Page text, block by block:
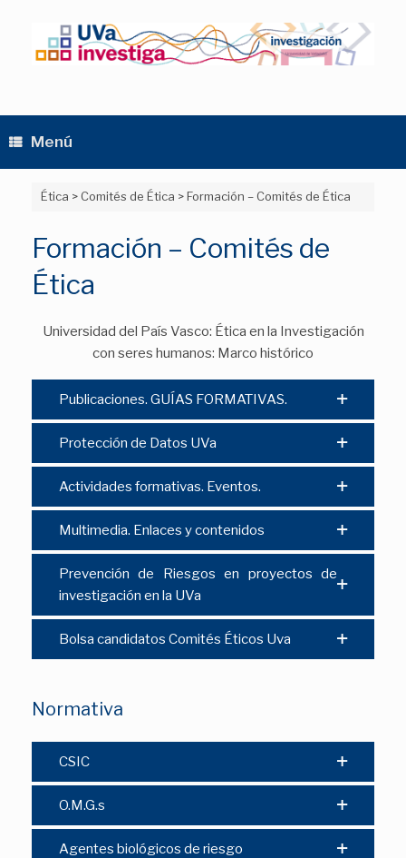
contenido
Menú
Ética > Comités de Ética >Formación – Comités de Ética
Formación – Comités de
Ética
Universidad del País Vasco: Ética en la Investigación
con seres humanos: Marco histórico
Publicaciones. GUÍAS FORMATIVAS.
Protección de Datos UVa
Actividades formativas. Eventos.
Multimedia. Enlaces y contenidos
Prevención de Riesgos en proyectos de
investigación en la UVa
Bolsa candidatos Comités Éticos Uva
Normativa
CSIC
O.M.G.s
Agentes biológicos de riesgo